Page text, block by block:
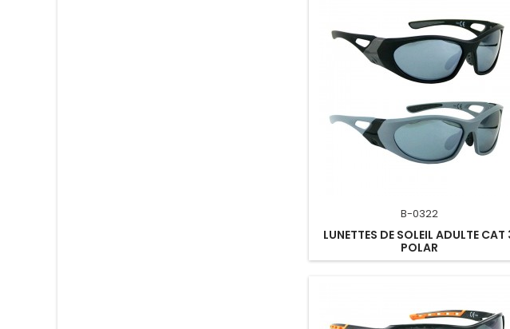
B-0322
LUNETTES DE SOLEIL ADULTE CAT
POLAR